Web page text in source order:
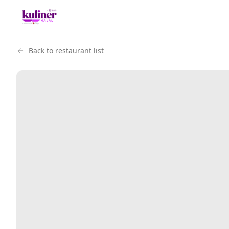
Back to restaurant list